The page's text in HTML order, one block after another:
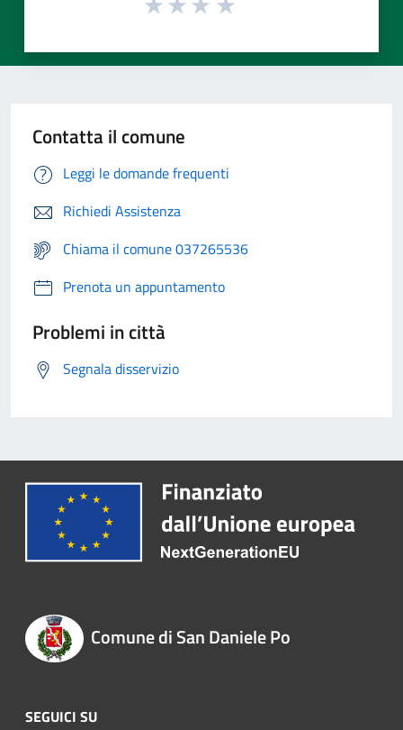
Contatta il comune
Leggi le domande frequenti
Richiedi Assistenza
Chiama il comune 037265536
Prenota un appuntamento
Problemi in città
Segnala disservizio
Comune di San Daniele Po
SEGUICI SU